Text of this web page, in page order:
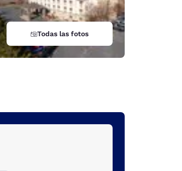
Todas las fotos